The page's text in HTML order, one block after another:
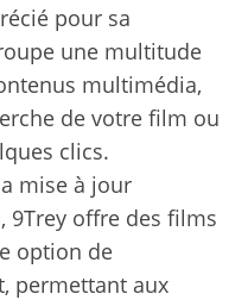
pour sa
une multitude
multimédia,
de votre film ou
clics.
mise à jour
9Trey offre des films
option de
permettant aux